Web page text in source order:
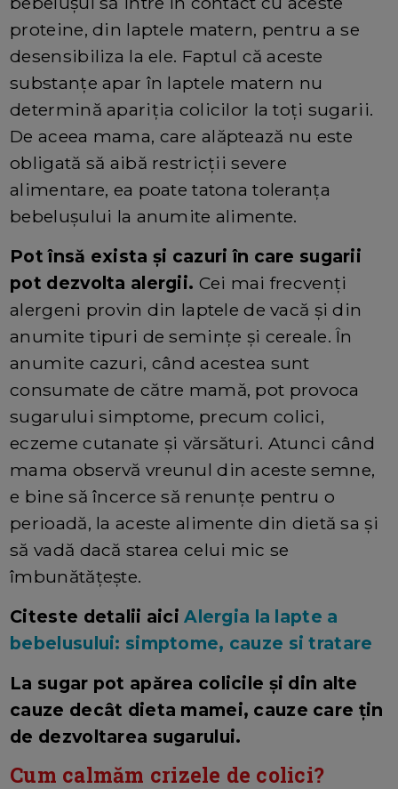
proteine, din laptele matern, pentru a se
desensibiliza la ele. Faptul că aceste
substanţe apar în laptele matern nu
determină apariția colicilor la toți sugarii.
De aceea mama, care alăptează nu este
obligată să aibă restricții severe
alimentare, ea poate tatona toleranța
bebelușului la anumite alimente.
Pot însă exista și cazuri în care sugarii
pot dezvolta alergii. Cei mai frecvenţi
alergeni provin din laptele de vacă şi din
anumite tipuri de seminţe şi cereale. În
anumite cazuri, când acestea sunt
consumate de către mamă, pot provoca
sugarului simptome, precum colici,
eczeme cutanate şi vărsături. Atunci când
mama observă vreunul din aceste semne,
e bine să încerce să renunţe pentru o
perioadă, la aceste alimente din dietă sa şi
să vadă dacă starea celui mic se
îmbunătăţeşte.
Citeste detalii aiciAlergia la lapte a
bebelusului: simptome, cauze si tratare
La sugar pot apărea colicile și din alte
cauze decât dieta mamei, cauze care țin
de dezvoltarea sugarului.
Cum calmăm crizele de colici?